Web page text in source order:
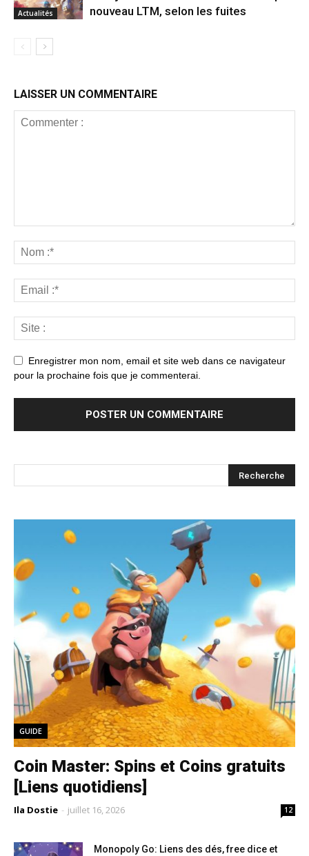
Actualités
nouveau LTM, selon les fuites
LAISSER UN COMMENTAIRE
Enregistrer mon nom, email et site web dans ce navigateur
pour la prochaine fois que je commenterai.
GUIDE
Coin Master: Spins et Coins gratuits
[Liens quotidiens]
Ila Dostie - juillet 16, 2026 12
Monopoly Go: Liens des dés, free dice et